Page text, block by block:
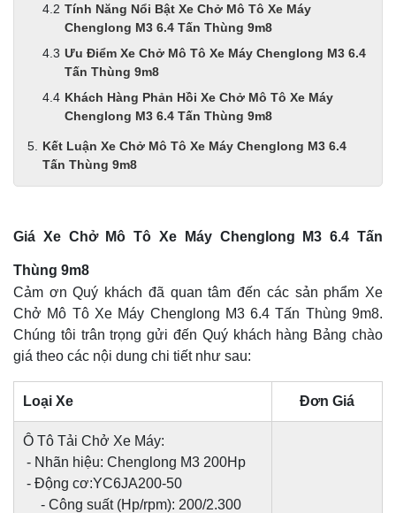
Tính Năng Nổi Bật Xe Chở Mô Tô Xe Máy
Chenglong M3 6.4 Tấn Thùng 9m8
Ưu Điểm Xe Chở Mô Tô Xe Máy Chenglong M3 6.4
Tấn Thùng 9m8
Khách Hàng Phản Hồi Xe Chở Mô Tô Xe Máy
Chenglong M3 6.4 Tấn Thùng 9m8
Kết Luận Xe Chở Mô Tô Xe Máy Chenglong M3 6.4
Tấn Thùng 9m8
Giá Xe Chở Mô Tô Xe Máy Chenglong M3 6.4 Tấn
Thùng 9m8
Cảm ơn Quý khách đã quan tâm đến các sản phẩm Xe
Chở Mô Tô Xe Máy Chenglong M3 6.4 Tấn Thùng 9m8.
Chúng tôi trân trọng gửi đến Quý khách hàng Bảng chào
giá theo các nội dung chi tiết như sau:
Loại Xe Đơn Giá
Ô Tô Tải Chở Xe Máy:
- Nhãn hiệu: Chenglong M3 200Hp
- Động cơ:YC6JA200-50
- Công suất (Hp/rpm): 200/2.300